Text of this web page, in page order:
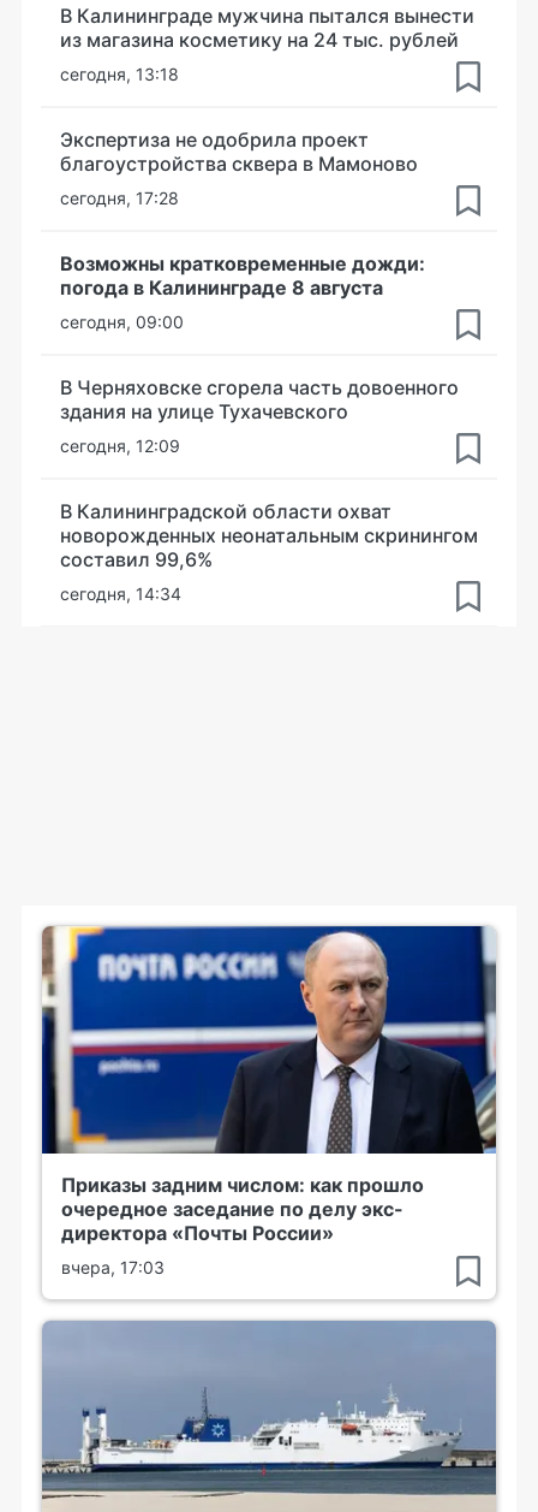
В Калининграде мужчина пытался вынести
из магазина косметику на 24 тыс. рублей
сегодня, 13:18
Экспертиза не одобрила проект
благоустройства сквера в Мамоново
сегодня, 17:28
Возможны кратковременные дожди:
погода в Калининграде 8 августа
сегодня, 09:00
В Черняховске сгорела часть довоенного
здания на улице Тухачевского
сегодня, 12:09
В Калининградской области охват
новорожденных неонатальным скринингом
составил 99,6%
сегодня, 14:34
Приказы задним числом: как прошло
очередное заседание по делу экс-
директора «Почты России»
вчера, 17:03